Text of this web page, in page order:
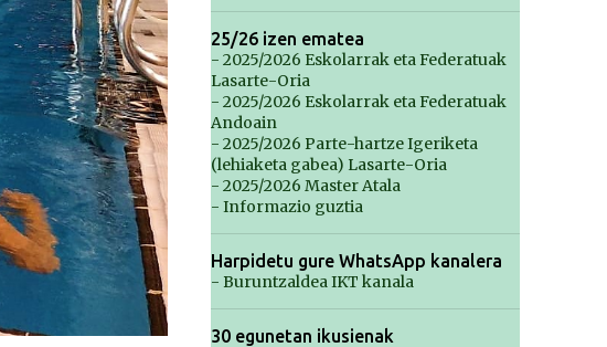
25/26 izen ematea
- 2025/2026 Eskolarrak eta Federatuak
Lasarte-Oria
- 2025/2026 Eskolarrak eta Federatuak
Andoain
- 2025/2026 Parte-hartze Igeriketa
(lehiaketa gabea) Lasarte-Oria
- 2025/2026 Master Atala
- Informazio guztia
Harpidetu gure WhatsApp kanalera
- Buruntzaldea IKT kanala
30 egunetan ikusienak